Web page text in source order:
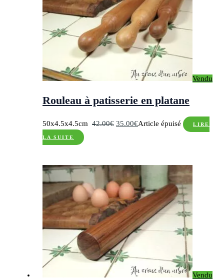
Vendu
Rouleau à patisserie en platane
50x4.5x4.5cm42.00€ Le
42.00€.
35.00€Le
35.00€.
Article épuisé LIRE
LA SUITE
Vendu